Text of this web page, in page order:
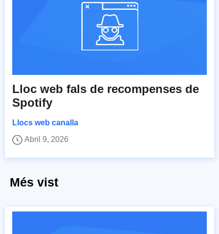
Lloc web fals de recompenses de
Spotify
Llocs web canalla
Abril 9, 2026
Més vist